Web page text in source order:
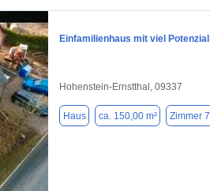
Einfamilienhaus mit viel Potenzial
Hohenstein-Ernstthal, 09337
Haus ca. 150,00 m² Zimmer 7